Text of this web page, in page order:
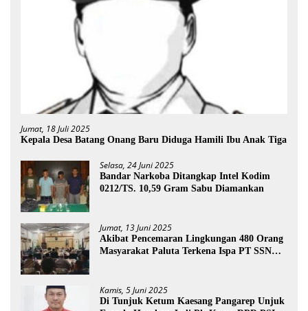
Jumat, 18 Juli 2025
Kepala Desa Batang Onang Baru Diduga Hamili Ibu Anak Tiga
Selasa, 24 Juni 2025
Bandar Narkoba Ditangkap Intel Kodim
0212/TS. 10,59 Gram Sabu Diamankan
Jumat, 13 Juni 2025
Akibat Pencemaran Lingkungan 480 Orang
Masyarakat Paluta Terkena Ispa PT SSN
Kamis, 5 Juni 2025
Di Tunjuk Ketum Kaesang Pangarep Unjuk